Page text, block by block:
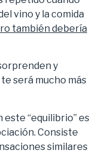
vino y la comida
también debería
y
será mucho más
este “equilibrio” es
Consiste
similares